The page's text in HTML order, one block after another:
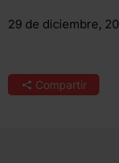
29 de diciembre,
Compartir